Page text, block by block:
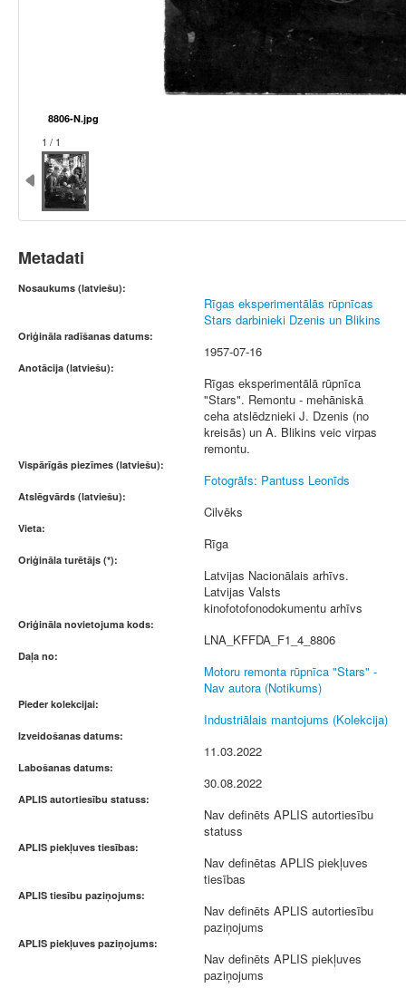
8806-N.jpg
1 / 1
Metadati
Nosaukums (latviešu):
Rīgas eksperimentālās rūpnīcas
Stars darbinieki Dzenis un Blikins
Oriģināla radīšanas datums:
1957-07-16
Anotācija (latviešu):
Rīgas eksperimentālā rūpnīca
"Stars". Remontu - mehāniskā
ceha atslēdznieki J. Dzenis (no
kreisās) un A. Blikins veic virpas
remontu.
Vispārīgās piezīmes (latviešu):
Fotogrāfs: Pantuss Leonīds
Atslēgvārds (latviešu):
Cilvēks
Vieta:
Rīga
Oriģināla turētājs (*):
Latvijas Nacionālais arhīvs.
Latvijas Valsts
kinofotofonodokumentu arhīvs
Oriģināla novietojuma kods:
LNA_KFFDA_F1_4_8806
Daļa no:
Motoru remonta rūpnīca "Stars" -
Nav autora (Notikums)
Pieder kolekcijai:
Industriālais mantojums (Kolekcija)
Izveidošanas datums:
11.03.2022
Labošanas datums:
30.08.2022
APLIS autortiesību statuss:
Nav definēts APLIS autortiesību
statuss
APLIS piekļuves tiesības:
Nav definētas APLIS piekļuves
tiesības
APLIS tiesību paziņojums:
Nav definēts APLIS autortiesību
paziņojums
APLIS piekļuves paziņojums:
Nav definēts APLIS piekļuves
paziņojums